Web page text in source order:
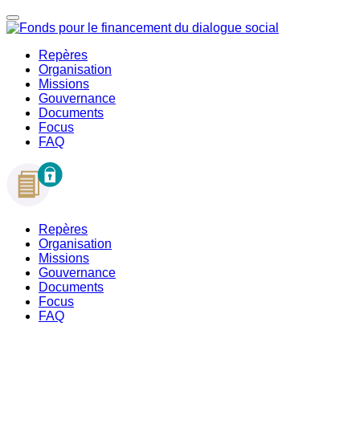
Repères
Organisation
Missions
Gouvernance
Documents
Focus
FAQ
Repères
Organisation
Missions
Gouvernance
Documents
Focus
FAQ